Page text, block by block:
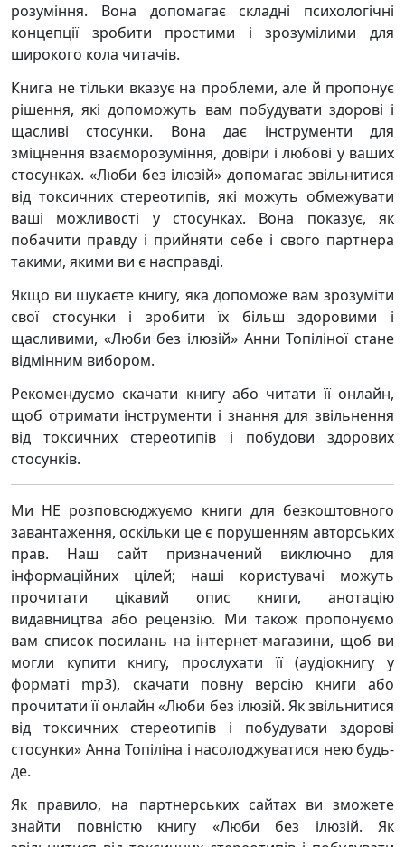
розуміння. Вона допомагає складні психологічні
концепції зробити простими і зрозумілими для
широкого кола читачів.
Книга не тільки вказує на проблеми, але й пропонує
рішення, які допоможуть вам побудувати здорові і
щасливі стосунки. Вона дає інструменти для
зміцнення взаєморозуміння, довіри і любові у ваших
стосунках. «Люби без ілюзій» допомагає звільнитися
від токсичних стереотипів, які можуть обмежувати
ваші можливості у стосунках. Вона показує, як
побачити правду і прийняти себе і свого партнера
такими, якими ви є насправді.
Якщо ви шукаєте книгу, яка допоможе вам зрозуміти
свої стосунки і зробити їх більш здоровими і
щасливими, «Люби без ілюзій» Анни Топіліної стане
відмінним вибором.
Рекомендуємо скачати книгу або читати її онлайн,
щоб отримати інструменти і знання для звільнення
від токсичних стереотипів і побудови здорових
стосунків.
Ми НЕ розповсюджуємо книги для безкоштовного
завантаження, оскільки це є порушенням авторських
прав. Наш сайт призначений виключно для
інформаційних цілей; наші користувачі можуть
прочитати цікавий опис книги, анотацію
видавництва або рецензію. Ми також пропонуємо
вам список посилань на інтернет-магазини, щоб ви
могли купити книгу, прослухати її (аудіокнигу у
форматі mp3), скачати повну версію книги або
прочитати її онлайн «Люби без ілюзій. Як звільнитися
від токсичних стереотипів і побудувати здорові
стосунки» Анна Топіліна і насолоджуватися нею будь-
де.
Як правило, на партнерських сайтах ви зможете
знайти повністю книгу «Люби без ілюзій. Як